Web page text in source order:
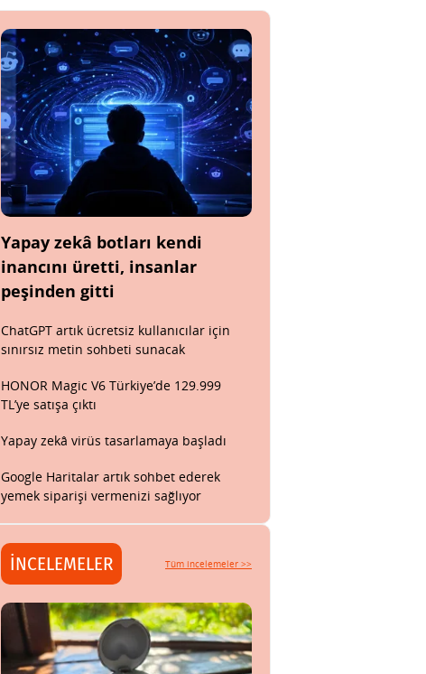
Yapay zekâ botları kendi
inancını üretti, insanlar
peşinden gitti
ChatGPT artık ücretsiz kullanıcılar için
sınırsız metin sohbeti sunacak
HONOR Magic V6 Türkiye’de 129.999
TL’ye satışa çıktı
Yapay zekâ virüs tasarlamaya başladı
Google Haritalar artık sohbet ederek
yemek siparişi vermenizi sağlıyor
İNCELEMELER Tüm incelemeler >>